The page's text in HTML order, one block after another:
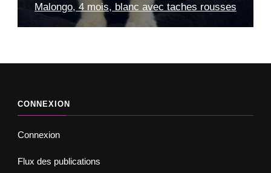
Malongo, 4 mois, blanc avec taches rousses
CONNEXION
Connexion
Flux des publications